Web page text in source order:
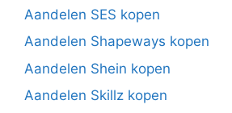
Aandelen SES kopen
Aandelen Shapeways kopen
Aandelen Shein kopen
Aandelen Skillz kopen